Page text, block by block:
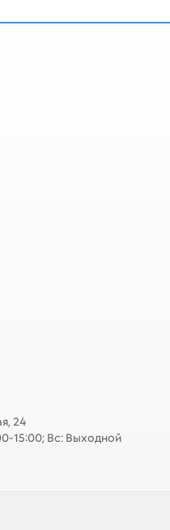
24
15:00; Вс: Выходной